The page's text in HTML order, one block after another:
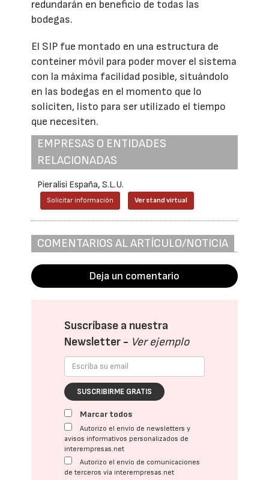
redundarán en beneficio de todas las
bodegas.
El SIP fue montado en una estructura de
conteiner móvil para poder mover el sistema
con la máxima facilidad posible, situándolo
en las bodegas en el momento que lo
soliciten, listo para ser utilizado el tiempo
que necesiten.
EMPRESAS O ENTIDADES
RELACIONADAS
Pieralisi España, S.L.U.
Solicitar información Ver stand virtual
COMENTARIOS AL ARTÍCULO/NOTICIA
Deja un comentario
Suscríbase a nuestra
Newsletter - Ver ejemplo
SUSCRIBIRME GRATIS
Marcar todos
Autorizo el envío de newsletters y
avisos informativos personalizados de
interempresas.net
Autorizo el envío de comunicaciones
de terceros vía interempresas.net